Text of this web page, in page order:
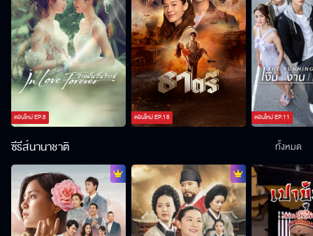
ตอนใหม่EP.8 ตอนใหม่EP.18 ตอนใหม่EP.11
ซีรีส์นานาชาติ ทั้งหมด